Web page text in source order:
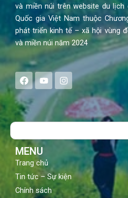
và miền núi trên website du lịch
Quốc gia Việt Nam thuộc
phát triển kinh tế – xã hội vùng
và miền núi năm 2024
F
a
e
b
o
Y
o
t
u
b
I
n
s
a
g
Search
MENU
Trang chủ
Tin tức – Sự kiện
Chính sách